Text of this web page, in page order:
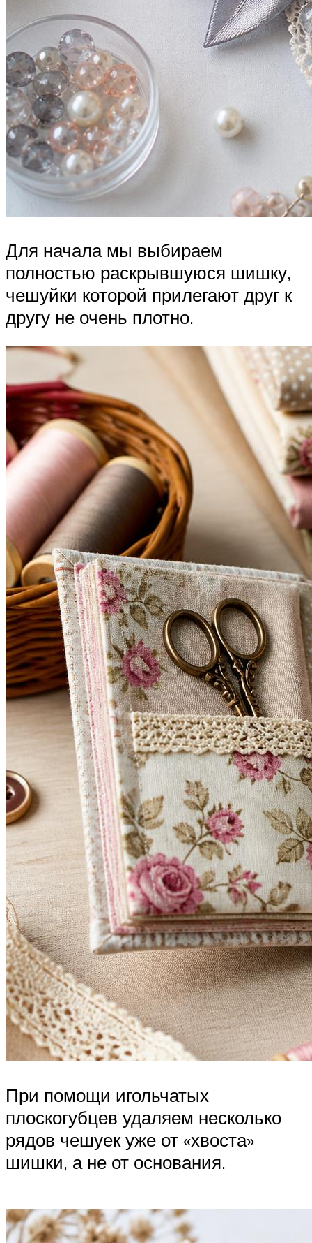
Для начала мы выбираем
полностью раскрывшуюся шишку,
чешуйки которой прилегают друг к
другу не очень плотно.
При помощи игольчатых
плоскогубцев удаляем несколько
рядов чешуек уже от «хвоста»
шишки, а не от основания.